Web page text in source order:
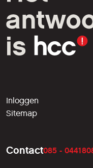
Inloggen
Sitemap
Contact085 -